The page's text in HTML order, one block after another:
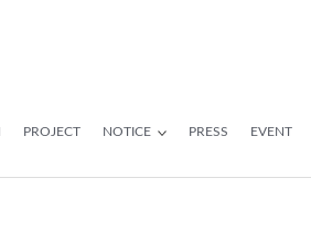
PROJECT NOTICE PRESS EVENT